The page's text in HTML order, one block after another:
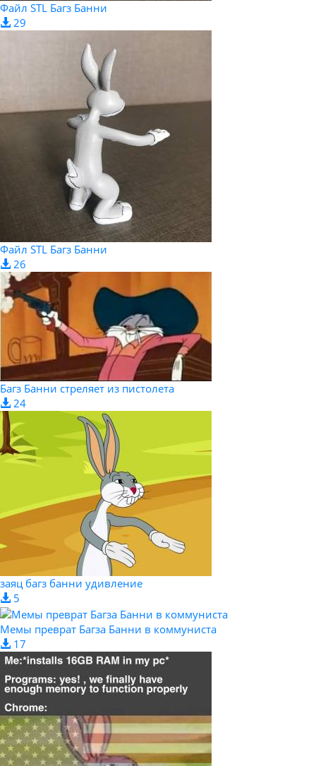
Файл STL Багз Банни
29
Файл STL Багз Банни
26
Багз Банни стреляет из пистолета
24
заяц багз банни удивление
5
Мемы преврат Багза Банни в коммуниста
17